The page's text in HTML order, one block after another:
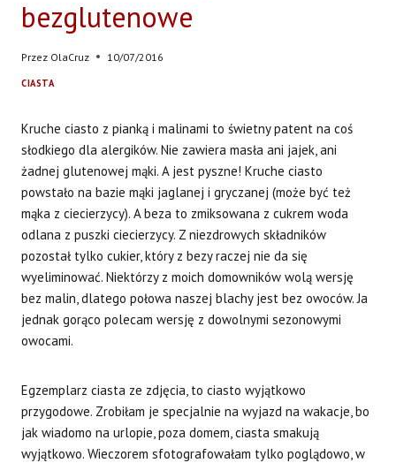
bezglutenowe
Przez OlaCruz 10/07/2016
CIASTA
Kruche ciasto z pianką i malinami to świetny patent na coś
słodkiego dla alergików. Nie zawiera masła ani jajek, ani
żadnej glutenowej mąki. A jest pyszne! Kruche ciasto
powstało na bazie mąki jaglanej i gryczanej (może być też
mąka z ciecierzycy). A beza to zmiksowana z cukrem woda
odlana z puszki ciecierzycy. Z niezdrowych składników
pozostał tylko cukier, który z bezy raczej nie da się
wyeliminować. Niektórzy z moich domowników wolą wersję
bez malin, dlatego połowa naszej blachy jest bez owoców. Ja
jednak gorąco polecam wersję z dowolnymi sezonowymi
owocami.
Egzemplarz ciasta ze zdjęcia, to ciasto wyjątkowo
przygodowe. Zrobiłam je specjalnie na wyjazd na wakacje, bo
jak wiadomo na urlopie, poza domem, ciasta smakują
wyjątkowo. Wieczorem sfotografowałam tylko poglądowo, w